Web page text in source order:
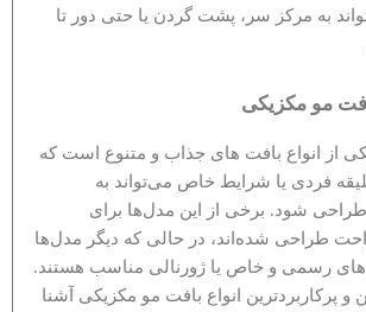
به مرکز سر، پشت گردن یا حتی دور تا
مو مکزیکی
از انواع بافت های جذاب و متنوع است که
فردی یا شرایط خاص می‌تواند به
شود. برخی از این مدل‌ها برای
راحت طراحی شده‌اند، در حالی که دیگر مدل‌ها
رسمی و خاص یا ژورنالی مناسب هستند.
و پرکاربردترین انواع بافت مو مکزیکی آشنا